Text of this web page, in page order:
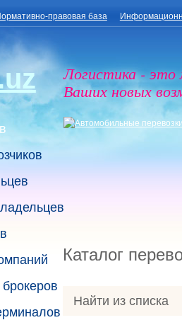
правовая база
Логистика - это
Ваших новых
Каталог
Найти из списка